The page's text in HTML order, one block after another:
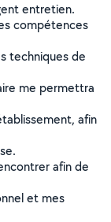
entretien.
compétences
techniques de
me permettra
afin
afin de
et mes